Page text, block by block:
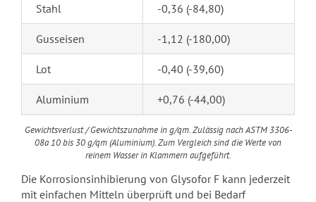
Gewichtsverlust / Gewichtszunahme in g/qm. Zulässig nach ASTM 3306-
08a 10 bis 30 g/qm (Aluminium). Zum Vergleich sind die Werte von
reinem Wasser in Klammern aufgeführt.
Stahl -0,36 (-84,80)
Gusseisen -1,12 (-180,00)
Lot -0,40 (-39,60)
Aluminium +0,76 (-44,00)
Die Korrosionsinhibierung von Glysofor F kann jederzeit
mit einfachen Mitteln überprüft und bei Bedarf